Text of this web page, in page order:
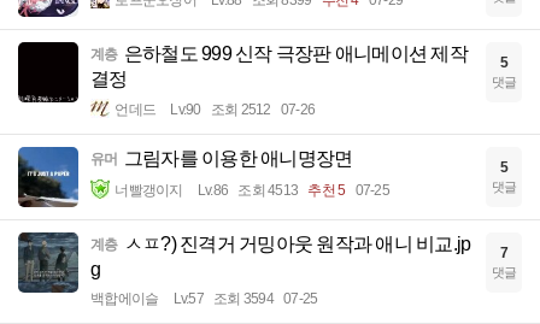
계층 은하철도 999 신작 극장판 애니메이션 제작
결정
언데드 Lv.90 조회 2512 07-26
5
댓글
유머 그림자를 이용한 애니명장면
너빨갱이지 Lv.86 조회 4513 추천 5 07-25
5
댓글
계층 ㅅㅍ?) 진격거 거밍아웃 원작과 애니 비교.jp
g
백합에이슬 Lv.57 조회 3594 07-25
7
댓글